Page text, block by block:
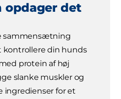
opdager det
sammensætning
din hunds
protein af høj
slanke muskler og
ingredienser for et